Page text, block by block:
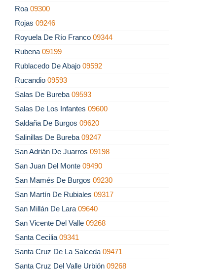
Roa 09300
Rojas 09246
Royuela De Río Franco 09344
Rubena 09199
Rublacedo De Abajo 09592
Rucandio 09593
Salas De Bureba 09593
Salas De Los Infantes 09600
Saldaña De Burgos 09620
Salinillas De Bureba 09247
San Adrián De Juarros 09198
San Juan Del Monte 09490
San Mamés De Burgos 09230
San Martín De Rubiales 09317
San Millán De Lara 09640
San Vicente Del Valle 09268
Santa Cecilia 09341
Santa Cruz De La Salceda 09471
Santa Cruz Del Valle Urbión 09268